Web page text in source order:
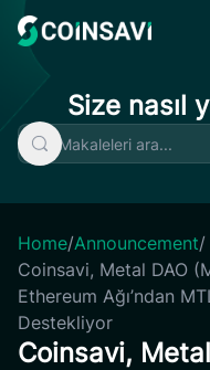
content
Size nasıl
Home/Announcement/
Coinsavi, Metal DAO
Ethereum Ağı’ndan
Destekliyor
Coinsavi,